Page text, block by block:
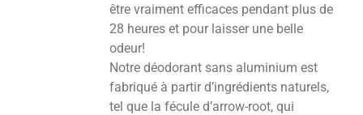
être vraiment efficaces pendant plus de
28 heures et pour laisser une belle
odeur!
Notre déodorant sans aluminium est
fabriqué à partir d’ingrédients naturels,
tel que la fécule d’arrow-root, qui